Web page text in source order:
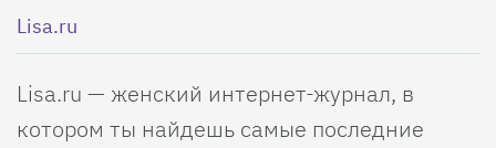
Lisa.ru
Lisa.ru — женский интернет-журнал, в
котором ты найдешь самые последние